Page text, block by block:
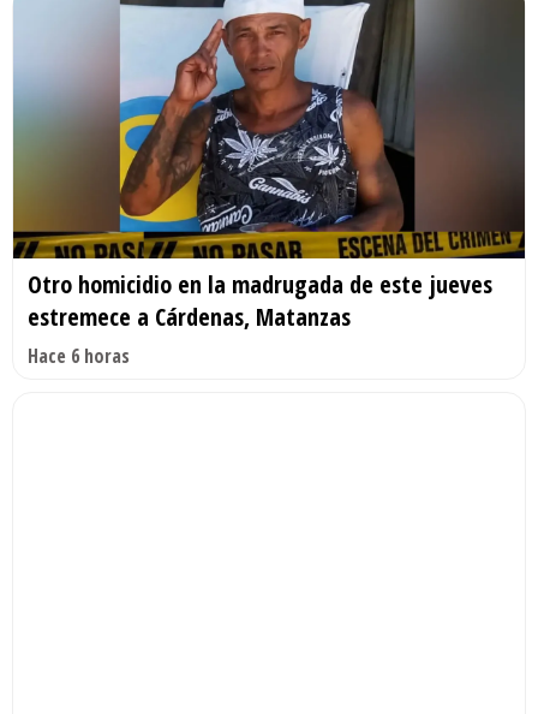
Otro homicidio en la madrugada de este jueves
estremece a Cárdenas, Matanzas
Hace 6 horas